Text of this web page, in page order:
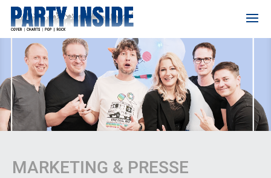
MARKETING & PRESSE